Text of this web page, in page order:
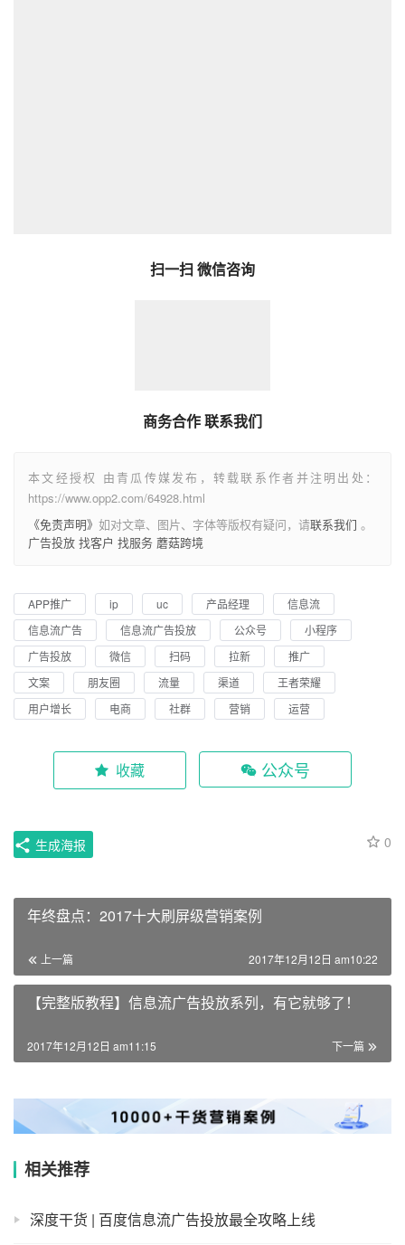
扫一扫 微信咨询
商务合作 联系我们
本文经授权 由青瓜传媒发布，转载联系作者并注明出处：
https://www.opp2.com/64928.html
《免责声明》 如对文章、图片、字体等版权有疑问，请联系我们 。
广告投放 找客户 找服务 蘑菇跨境
APP推广 ip uc 产品经理
信息流
信息流广告
信息流广告投放 公众号
小程序
广告投放
微信 扫码 拉新
推广
文案
朋友圈 流量 渠道
王者荣耀
用户增长
电商 社群 营销 运营
收藏 公众号
0
生成海报
年终盘点：2017十大刷屏级营销案例
上一篇 2017年12月12日 am10:22
【完整版教程】信息流广告投放系列，有它就够了！
下一篇
2017年12月12日 am11:15
相关推荐
深度干货 | 百度信息流广告投放最全攻略上线